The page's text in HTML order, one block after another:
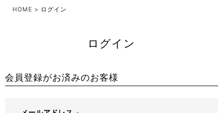
HOME ログイン
ログイン
会員登録がお済みのお客様